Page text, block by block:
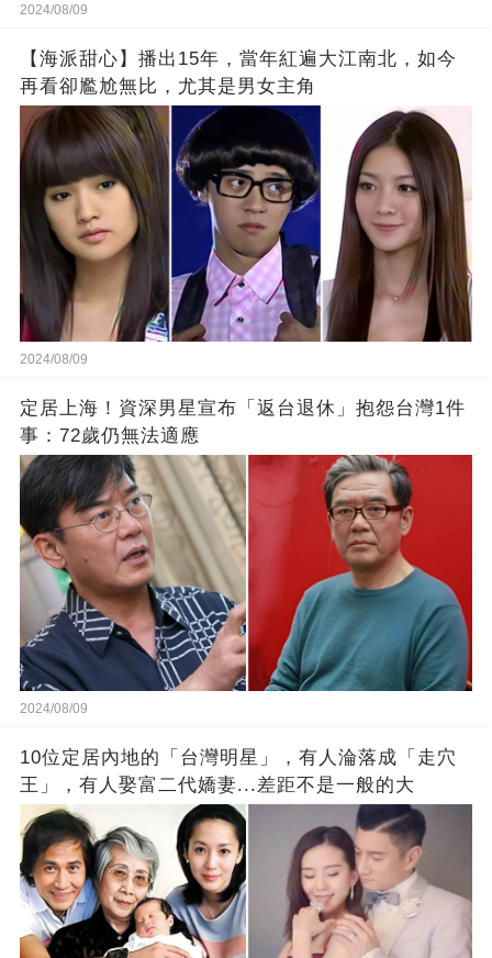
2024/08/09
【海派甜心】播出15年，當年紅遍大江南北，如今
再看卻尷尬無比，尤其是男女主角
2024/08/09
定居上海！資深男星宣布「返台退休」抱怨台灣1件
事：72歲仍無法適應
2024/08/09
10位定居內地的「台灣明星」，有人淪落成「走穴
王」，有人娶富二代嬌妻...差距不是一般的大